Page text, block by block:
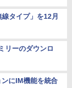
タイプ」を12月
リーのダウンロ
にIM機能を統合